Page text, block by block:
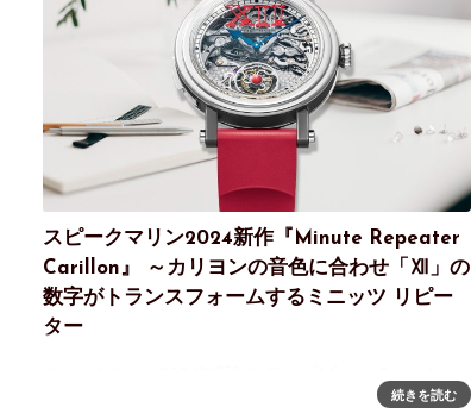
スピークマリン2024新作『Minute Repeater
Carillon』 ～カリヨンの音色に合わせ「Ⅻ」の
数字がトランスフォームするミニッツ リピー
ター
Carillon』 ～ ３つのゴングとハンマーが奏でるカリヨン
続きを読む